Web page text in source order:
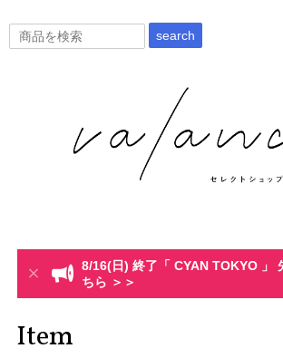
search
8/16(日) 終了「 CYAN TOKYO 」
ちら ＞＞
Item